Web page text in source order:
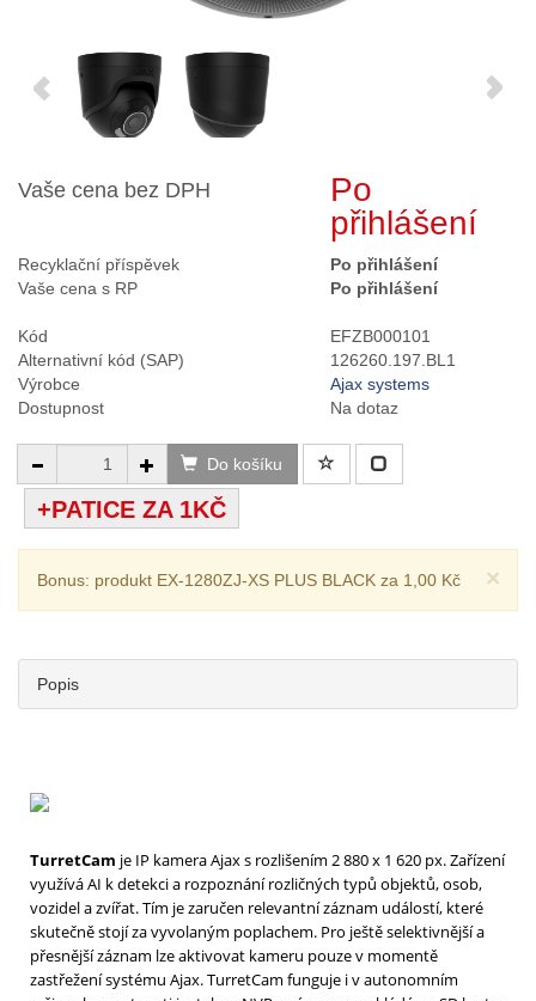
Vaše cena bez DPH
Po
přihlášení
Recyklační příspěvek
Po přihlášení
Vaše cena s RP
Po přihlášení
Kód
EFZB000101
Alternativní kód (SAP)
126260.197.BL1
Výrobce
Ajax systems
Dostupnost
Na dotaz
Do košíku
+PATICE ZA 1KČ
×
Bonus: produkt EX-1280ZJ-XS PLUS BLACK za 1,00 Kč
Popis
TurretCam je IP kamera Ajax s rozlišením 2 880 x 1 620 px. Zařízení
využívá AI k detekci a rozpoznání rozličných typů objektů, osob,
vozidel a zvířat. Tím je zaručen relevantní záznam událostí, které
skutečně stojí za vyvolaným poplachem. Pro ještě selektivnější a
přesnější záznam lze aktivovat kameru pouze v momentě
zastřežení systému Ajax. TurretCam funguje i v autonomním